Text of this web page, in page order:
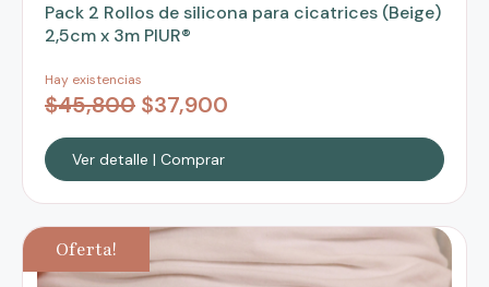
Pack 2 Rollos de silicona para cicatrices (Beige)
2,5cm x 3m PIUR®
Hay existencias
$45,800 $37,900
Ver detalle | Comprar
Oferta!